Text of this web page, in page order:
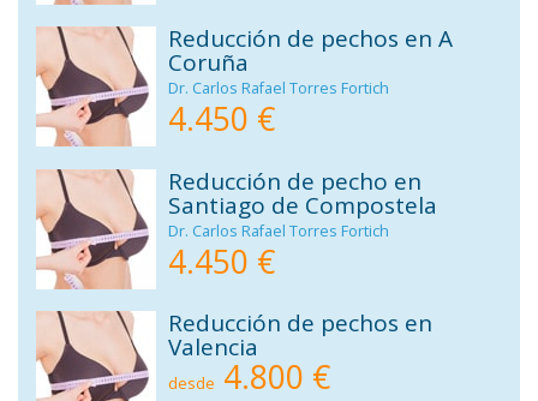
Reducción de pechos en A
Coruña
Dr. Carlos Rafael Torres Fortich
4.450 €
Reducción de pecho en
Santiago de Compostela
Dr. Carlos Rafael Torres Fortich
4.450 €
Reducción de pechos en
Valencia
desde 4.800 €